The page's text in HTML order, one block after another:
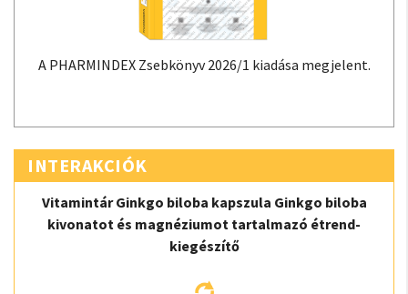
A PHARMINDEX Zsebkönyv 2026/1 kiadása megjelent.
INTERAKCIÓK
Vitamintár Ginkgo biloba kapszula Ginkgo biloba
kivonatot és magnéziumot tartalmazó étrend-
kiegészítő